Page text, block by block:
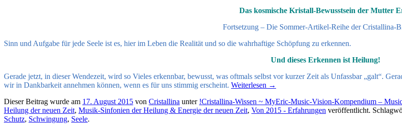
Das kosmische Kristall-Bewusstsein der Mutter
Fortsetzung – Die Sommer-Artikel-Reihe der Cristallina-
Sinn und Aufgabe für jede Seele ist es, hier im Leben die Realität und so die wahrhaftige Schöpfung zu erkennen.
Und dieses Erkennen ist Heilung!
Gerade jetzt, in dieser Wendezeit, wird so Vieles erkennbar, bewusst, was oftmals selbst vor kurzer Zeit als Unfassbar „galt“.
wir in Dankbarkeit annehmen können, wenn es für uns stimmig erscheint. Weiterlesen →
Dieser Beitrag wurde am 17. August 2015 von Cristallina unter !Cristallina-Wissen ~ MyEric-Music-Vision-Kompendium –
Heilung der neuen Zeit, Musik-Sinfonien der Heilung & Energie der neuen Zeit, Von 2015 - Erfahrungen veröffentlicht.
Schutz, Schwingung, Seele.